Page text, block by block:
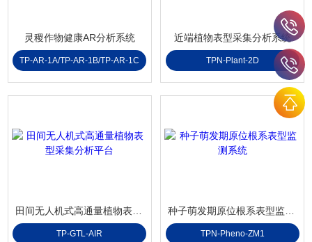
灵稷作物健康AR分析系统
TP-AR-1A/TP-AR-1B/TP-AR-1C
近端植物表型采集分析系统
TPN-Plant-2D
TP-GTL-AIR TPN-Pheno-ZM1